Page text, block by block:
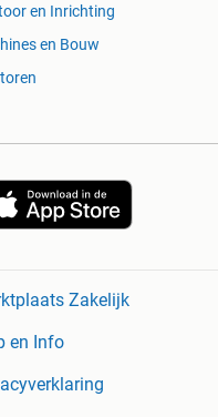
en Inrichting
en Bouw
Zakelijk
en Info